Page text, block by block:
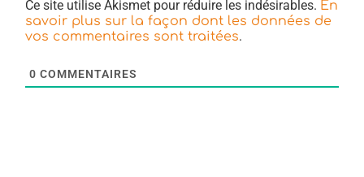
Ce site utilise Akismet pour réduire les indésirables. En
savoir plus sur la façon dont les données de
vos commentaires sont traitées.
0 COMMENTAIRES